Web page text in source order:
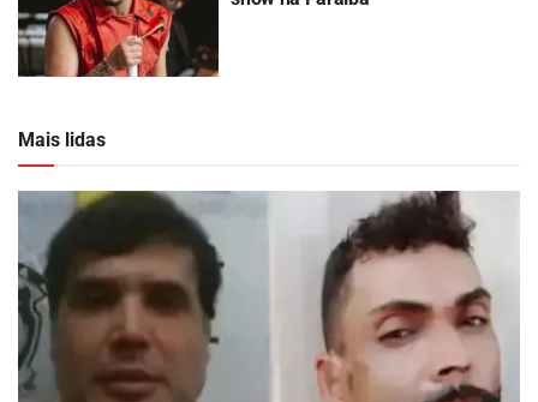
Mais lidas